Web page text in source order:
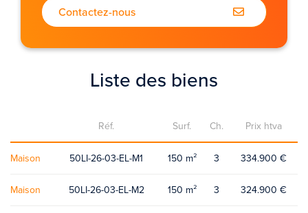
Contactez-nous
Liste des biens
Réf. Surf. Ch. Prix htva
Maison 50LI-26-03-EL-M1 150 m² 3 334.900 €
Maison 50LI-26-03-EL-M2 150 m² 3 324.900 €